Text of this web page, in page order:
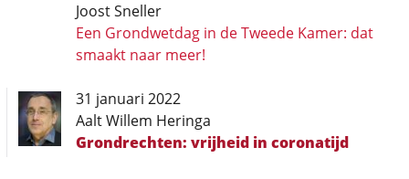
Joost Sneller
Een Grondwetdag in de Tweede Kamer: dat
smaakt naar meer!
31 januari 2022
Aalt Willem Heringa
Grondrechten: vrijheid in coronatijd